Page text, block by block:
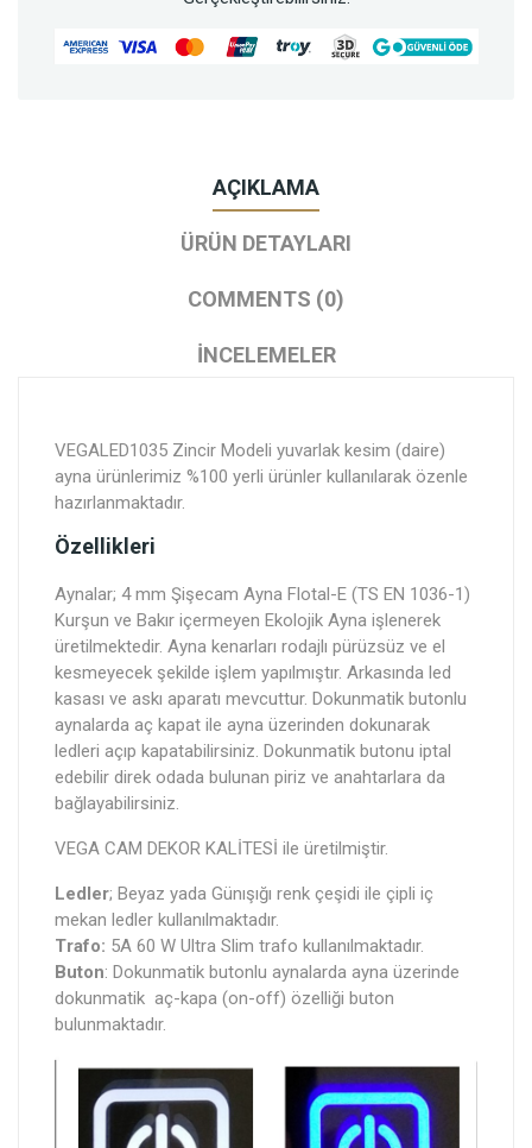
AÇIKLAMA
ÜRÜN DETAYLARI
COMMENTS (0)
İNCELEMELER
VEGALED1035 Zincir Modeli yuvarlak kesim (daire)
ayna ürünlerimiz %100 yerli ürünler kullanılarak özenle
hazırlanmaktadır.
Özellikleri
Aynalar; 4 mm Şişecam Ayna Flotal-E (TS EN 1036-1)
Kurşun ve Bakır içermeyen Ekolojik Ayna işlenerek
üretilmektedir. Ayna kenarları rodajlı pürüzsüz ve el
kesmeyecek şekilde işlem yapılmıştır. Arkasında led
kasası ve askı aparatı mevcuttur. Dokunmatik butonlu
aynalarda aç kapat ile ayna üzerinden dokunarak
ledleri açıp kapatabilirsiniz. Dokunmatik butonu iptal
edebilir direk odada bulunan piriz ve anahtarlara da
bağlayabilirsiniz.
VEGA CAM DEKOR KALİTESİ ile üretilmiştir.
Ledler; Beyaz yada Günışığı renk çeşidi ile çipli iç
mekan ledler kullanılmaktadır.
Trafo: 5A 60 W Ultra Slim trafo kullanılmaktadır.
Buton: Dokunmatik butonlu aynalarda ayna üzerinde
dokunmatik aç-kapa (on-off) özelliği buton
bulunmaktadır.